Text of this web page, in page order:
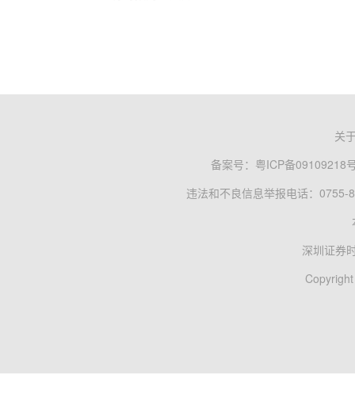
关
备案号： 粤ICP备09109218
违法和不良信息举报电话：0755-
深圳证券